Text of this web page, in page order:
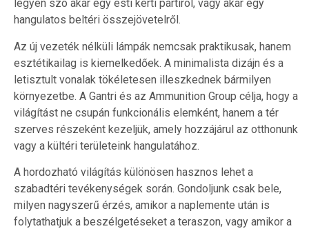
legyen szó akár egy esti kerti partiról, vagy akár egy
hangulatos beltéri összejövetelről.
Az új vezeték nélküli lámpák nemcsak praktikusak, hanem
esztétikailag is kiemelkedőek. A minimalista dizájn és a
letisztult vonalak tökéletesen illeszkednek bármilyen
környezetbe. A Gantri és az Ammunition Group célja, hogy a
világítást ne csupán funkcionális elemként, hanem a tér
szerves részeként kezeljük, amely hozzájárul az otthonunk
vagy a kültéri területeink hangulatához.
A hordozható világítás különösen hasznos lehet a
szabadtéri tevékenységek során. Gondoljunk csak bele,
milyen nagyszerű érzés, amikor a naplemente után is
folytathatjuk a beszélgetéseket a teraszon, vagy amikor a